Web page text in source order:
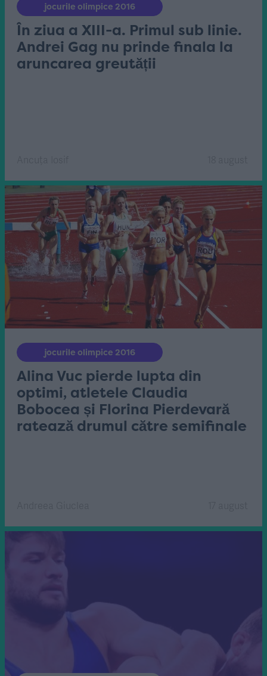
jocurile olimpice 2016
În ziua a XIII-a. Primul sub linie.
Andrei Gag nu prinde finala la
aruncarea greutății
jocurile olimpice 2016
Alina Vuc pierde lupta din
optimi, atletele Claudia
Bobocea și Florina Pierdevară
ratează drumul către semifinale